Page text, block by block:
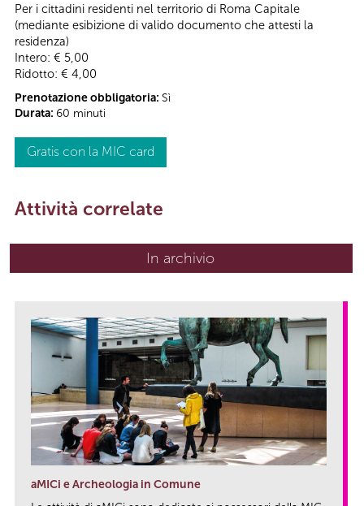
Per i cittadini residenti nel territorio di Roma Capitale
(mediante esibizione di valido documento che attesti la
residenza)
Intero: € 5,00
Ridotto: € 4,00
Prenotazione obbligatoria: Sì
Durata: 60 minuti
Gratis con la MIC card
Attività correlate
In archivio
aMICi e Archeologia in Comune